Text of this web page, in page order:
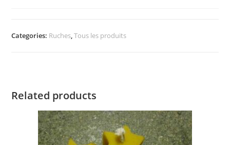
Categories: Ruches,Tous les produits
Related products